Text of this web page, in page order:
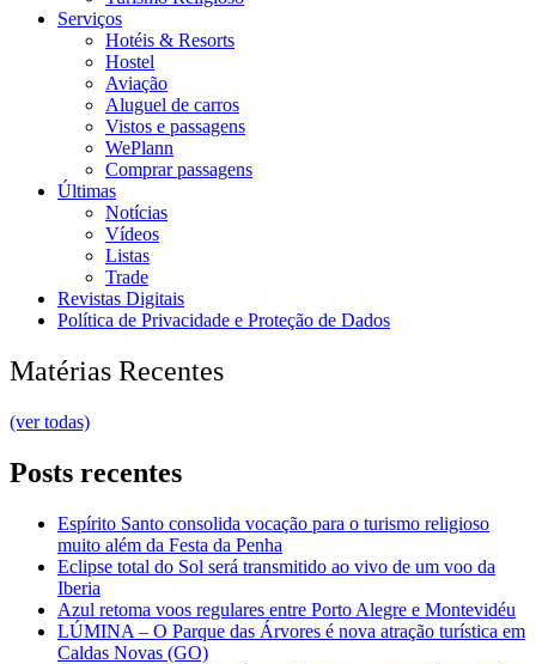
Serviços
Hotéis & Resorts
Hostel
Aviação
Aluguel de carros
Vistos e passagens
WePlann
Comprar passagens
Últimas
Notícias
Vídeos
Listas
Trade
Revistas Digitais
Política de Privacidade e Proteção de Dados
Matérias Recentes
(ver todas)
Posts recentes
Espírito Santo consolida vocação para o turismo religioso
muito além da Festa da Penha
Eclipse total do Sol será transmitido ao vivo de um voo da
Iberia
Azul retoma voos regulares entre Porto Alegre e Montevidéu
LÚMINA – O Parque das Árvores é nova atração turística em
Caldas Novas (GO)